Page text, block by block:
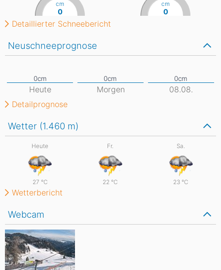
Wetter (1.460 m)
Heute
27 °C
Fr.
22 °C
Sa.
23 °C
Wetterbericht
Webcam
cm
0
cm
0
Detaillierter Schneebericht
Neuschneeprognose
Heute Morgen
08.08.
Detailprognose